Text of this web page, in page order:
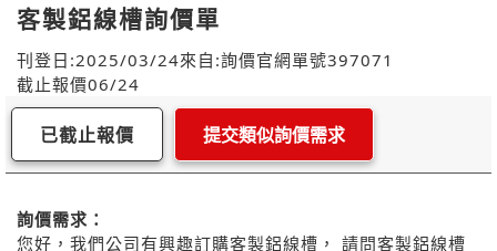
客製鋁線槽詢價單
刊登日:2025/03/24來自:詢價官網單號397071
截止報價06/24
已截止報價 提交類似詢價需求
詢價需求：
您好，我們公司有興趣訂購客製鋁線槽， 請問客製鋁線槽